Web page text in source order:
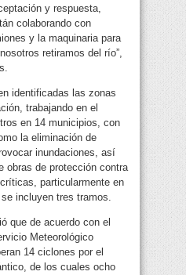
y respuesta,
colaborando con
y la maquinaria para
retiramos del río”,
identificadas las zonas
trabajando en el
en 14 municipios, con
la eliminación de
inundaciones, así
obras de protección contra
particularmente en
incluyen tres tramos.
que de acuerdo con el
Meteorológico
14 ciclones por el
de los cuales ocho